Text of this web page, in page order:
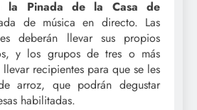
la Pinada de la Casa de
de música en directo. Las
deberán llevar sus propios
y los grupos de tres o más
recipientes para que se les
arroz, que podrán degustar
habilitadas.